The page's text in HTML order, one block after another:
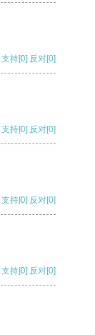
支持[0] 反对[0]
支持[0] 反对[0]
支持[0] 反对[0]
支持[0] 反对[0]